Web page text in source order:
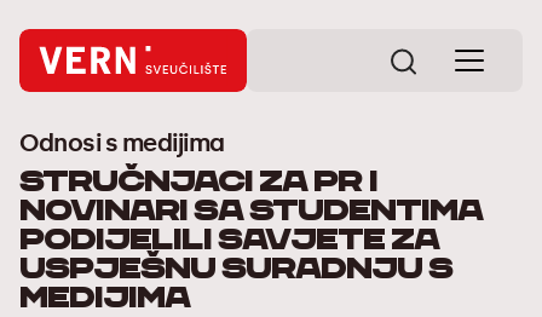
Odnosi s medijima
Stručnjaci za PR i
novinari sa studentima
podijelili savjete za
uspješnu suradnju s
medijima